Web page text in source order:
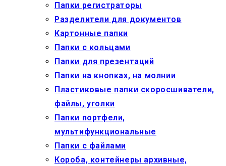
Папки регистраторы
Разделители для документов
Картонные папки
Папки с кольцами
Папки для презентаций
Папки на кнопках, на молнии
Пластиковые папки скоросшиватели,
файлы, уголки
Папки портфели,
мультифункциональные
Папки с файлами
Короба, контейнеры архивные,